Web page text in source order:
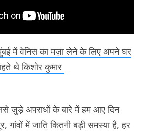
में वेनिस का मज़ा लेने के लिए अपने घर
थे किशोर कुमार
जुड़े अपराधों के बारे में हम आए दिन
गांवों में जाति कितनी बड़ी समस्या है, हर